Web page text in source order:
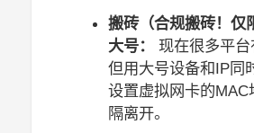
搬砖（合规搬砖！仅
大号：
现在很多平台
但用大号设备和IP同
设置虚拟网卡的
隔离开。